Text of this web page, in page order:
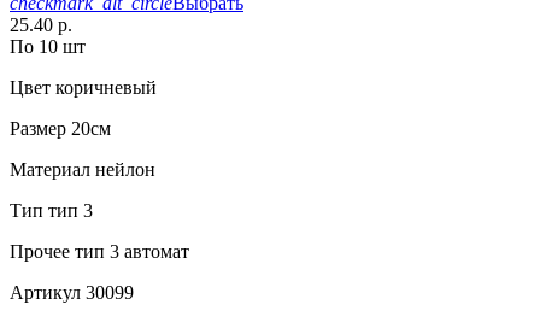
25.40 р.
По 10 шт
Цвет коричневый
Размер 20см
Материал нейлон
Тип тип 3
Прочее тип 3 автомат
Артикул 30099